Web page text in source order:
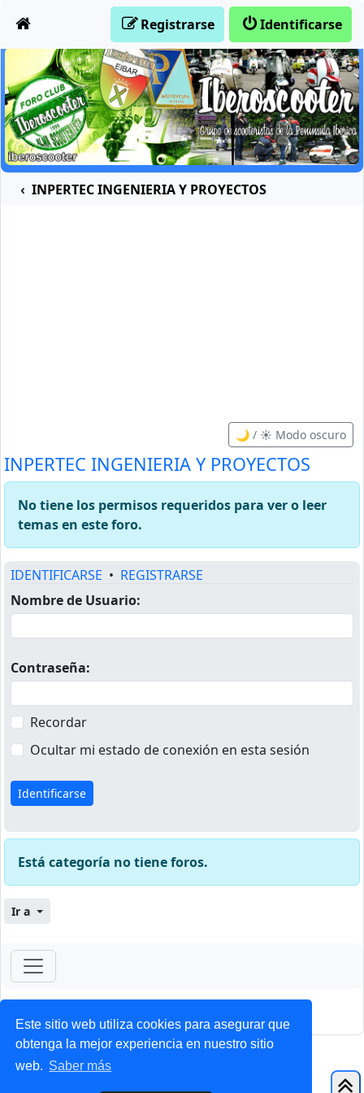
Este sitio web utiliza cookies para asegurar que
obtenga la mejor experiencia en nuestro sitio
web. Saber más
Identificarse
Registrarse
INPERTEC INGENIERIA Y PROYECTOS
🌙 / ☀️ Modo oscuro
INPERTEC INGENIERIA Y PROYECTOS
No tiene los permisos requeridos para ver o leer
temas en este foro.
IDENTIFICARSE • REGISTRARSE
Nombre de Usuario:
Contraseña:
Recordar
Ocultar mi estado de conexión en esta sesión
Está categoría no tiene foros.
Ir a
ForoClub 2025
Privacidad| Condiciones